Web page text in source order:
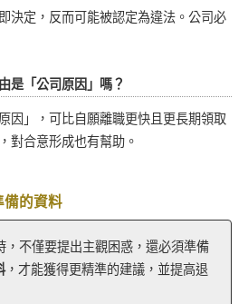
決定，反而可能被認定為違法。公司必
是「公司原因」嗎？
因」，可比自願離職更快且更長期領取
對合意形成也有幫助。
備的資料
，不僅要提出主觀困惑，還必須準備
，才能獲得更精準的建議，並提高退